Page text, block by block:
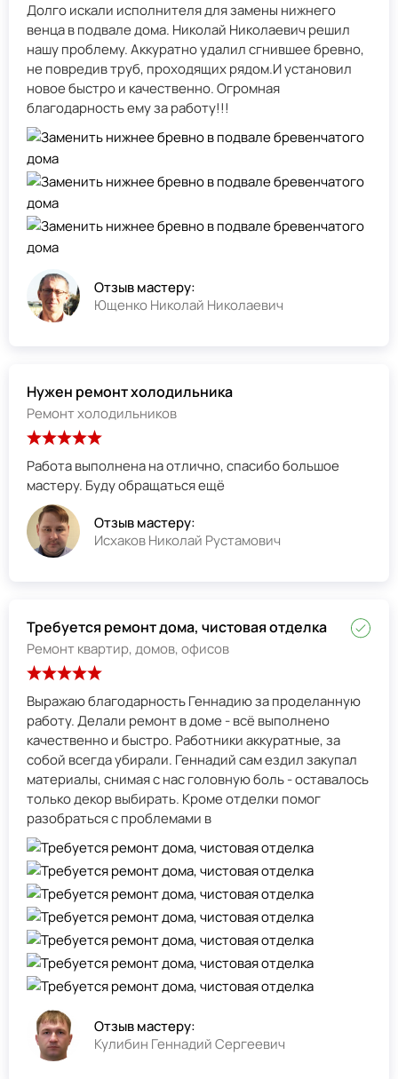
Долго искали исполнителя для замены нижнего
венца в подвале дома. Николай Николаевич решил
нашу проблему. Аккуратно удалил сгнившее бревно,
не повредив труб, проходящих рядом.И установил
новое быстро и качественно. Огромная
благодарность ему за работу!!!
Отзыв мастеру:
Ющенко Николай Николаевич
Нужен ремонт холодильника
Ремонт холодильников
Работа выполнена на отлично, спасибо большое
мастеру. Буду обращаться ещё
Отзыв мастеру:
Исхаков Николай Рустамович
Требуется ремонт дома, чистовая отделка
Ремонт квартир, домов, офисов
Выражаю благодарность Геннадию за проделанную
работу. Делали ремонт в доме - всё выполнено
качественно и быстро. Работники аккуратные, за
собой всегда убирали. Геннадий сам ездил закупал
материалы, снимая с нас головную боль - оставалось
только декор выбирать. Кроме отделки помог
разобраться с проблемами в
Отзыв мастеру:
Кулибин Геннадий Сергеевич